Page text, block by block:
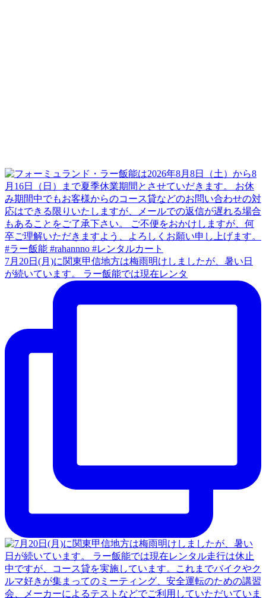
7月20日(月)に関東甲信地方は梅雨明けしましたが、暑い日
が続いています。 ラー飯能では現在レンタ